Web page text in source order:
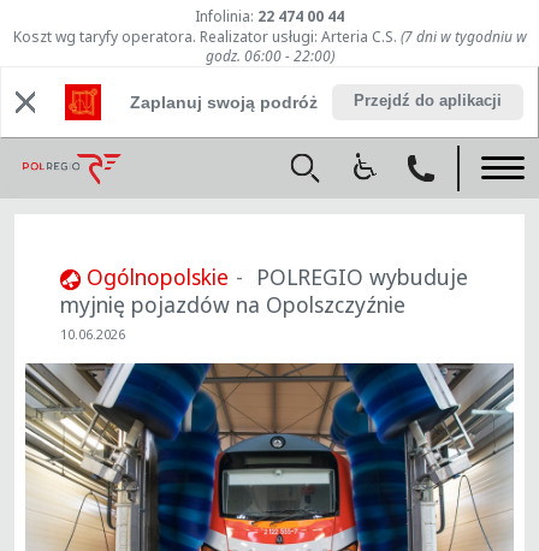
Infolinia: 22 474 00 44
Koszt wg taryfy operatora. Realizator usługi: Arteria C.S. (7 dni w tygodniu w
godz. 06:00 - 22:00)
Zaplanuj swoją podróż Przejdź do aplikacji
Ogólnopolskie
POLREGIO wybuduje
myjnię pojazdów na Opolszczyźnie
10.06.2026